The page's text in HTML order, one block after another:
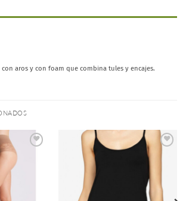
aros y con foam que combina tules y encajes.